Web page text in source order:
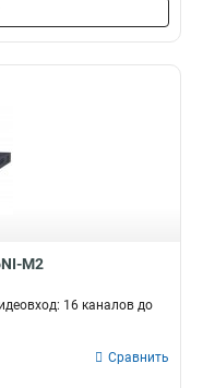
M2
16 каналов до
Сравнить